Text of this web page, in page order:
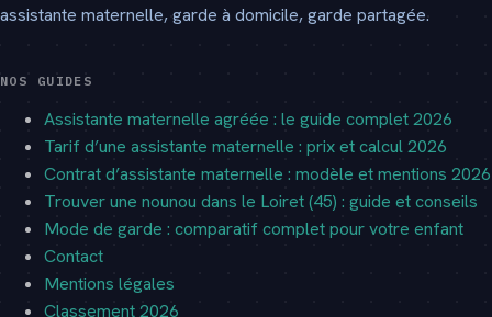
assistante maternelle, garde à domicile, garde partagée.
NOS GUIDES
Assistante maternelle agréée : le guide complet 2026
Tarif d’une assistante maternelle : prix et calcul 2026
Contrat d’assistante maternelle : modèle et mentions 2026
Trouver une nounou dans le Loiret (45) : guide et conseils
Mode de garde : comparatif complet pour votre enfant
Contact
Mentions légales
Classement 2026